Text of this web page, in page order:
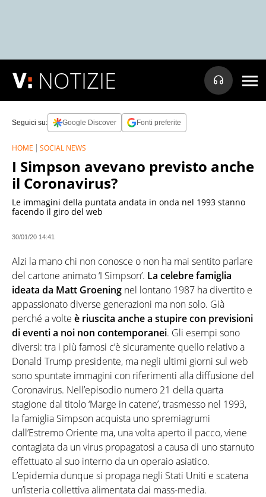
NOTIZIE
Seguici su: Google Discover Fonti preferite
HOME SOCIAL NEWS
I Simpson avevano previsto anche
il Coronavirus?
Le immagini della puntata andata in onda nel 1993 stanno
facendo il giro del web
30/01/20 14:41
Alzi la mano chi non conosce o non ha mai sentito parlare
del cartone animato ‘I Simpson’. La celebre famiglia
ideata da Matt Groening nel lontano 1987 ha divertito e
appassionato diverse generazioni ma non solo. Già
perché a volte è riuscita anche a stupire con previsioni
di eventi a noi non contemporanei. Gli esempi sono
diversi: tra i più famosi c’è sicuramente quello relativo a
Donald Trump presidente, ma negli ultimi giorni sul web
sono spuntate immagini con riferimenti alla diffusione del
Coronavirus. Nell’episodio numero 21 della quarta
stagione dal titolo ‘Marge in catene’, trasmesso nel 1993,
la famiglia Simpson acquista uno spremiagrumi
dall’Estremo Oriente ma, una volta aperto il pacco, viene
contagiata da un virus propagatosi a causa di uno starnuto
effettuato al suo interno da un operaio asiatico.
L’epidemia dunque si propaga negli Stati Uniti e scatena
un’isteria collettiva alimentata dai mass-media.